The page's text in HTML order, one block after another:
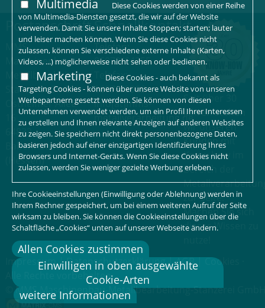
Postanschrift
MMS
Maschinenbau-
Metallbearbeitung-
Stanzerei GmbH
Ostheimer Allee
64832
Babenhausen
(Hessen)
Schnellkontakt
Telefon:
06073/64255
Telefax:
06073/2960
info[at]mms-
metallverarbeitung.de
Seit über 30
Jahren stehen
wir unseren
Kunden mit
Know-how im
Bereich der
zur Seite.
Machen Sie sich
dieses Wissen zu
Impressum|Datenschutzerklärung|AGB|Cookies
Alle Rechte vorbehalten
© MMS Maschinenbau-Metallbearbeitung-Stanzerei
Multimedia
Diese Cookies werden von einer Reihe
von Multimedia-Diensten gesetzt, die wir auf der Website
verwenden. Damit Sie unsere Inhalte Stoppen; starten; lauter
und leiser machen können. Wenn Sie diese Cookies nicht
zulassen, können Sie verschiedene externe Inhalte (Karten,
Videos, ...) möglicherweise nicht sehen oder bedienen.
Marketing
Diese Cookies - auch bekannt als
Targeting Cookies - können über unsere Website von unseren
Werbepartnern gesetzt werden. Sie können von diesen
Unternehmen verwendet werden, um ein Profil Ihrer Interessen
zu erstellen und Ihnen relevante Anzeigen auf anderen Websites
zu zeigen. Sie speichern nicht direkt personenbezogene Daten,
basieren jedoch auf einer einzigartigen Identifizierung Ihres
Browsers und Internet-Geräts. Wenn Sie diese Cookies nicht
zulassen, werden Sie weniger gezielte Werbung erleben.
Ihre Cookieeinstellungen (Einwilligung oder Ablehnung) werden in
Ihrem Rechner gespeichert, um bei einem weiteren Aufruf der Seite
wirksam zu bleiben. Sie können die Cookieeinstellungen über die
Schaltfläche „Cookies“ unten auf unserer Webseite ändern.
Allen Cookies zustimmen
Einwilligen in oben ausgewählte
Cookie-Arten
weitere Informationen